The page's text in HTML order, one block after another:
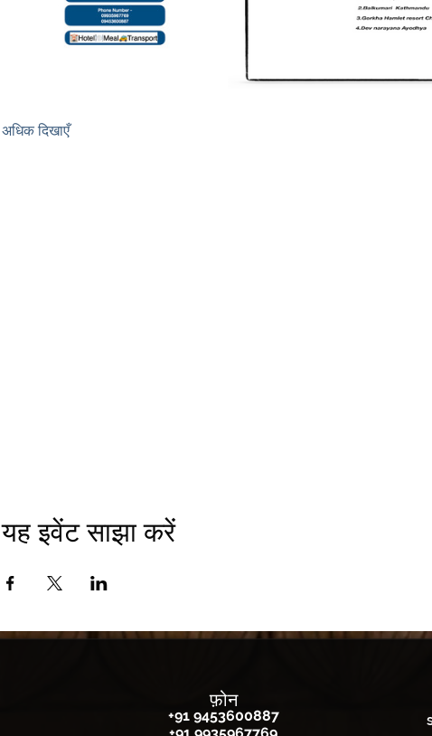
अधिक दिखाएँ
यह इवेंट साझा करें
फ़ोन
+91 9453600887